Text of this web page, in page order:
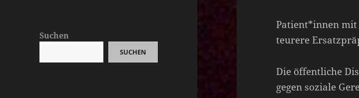
Suchen
SUCHEN
Patient*innen
teurere
Die öffentliche
gegen soziale